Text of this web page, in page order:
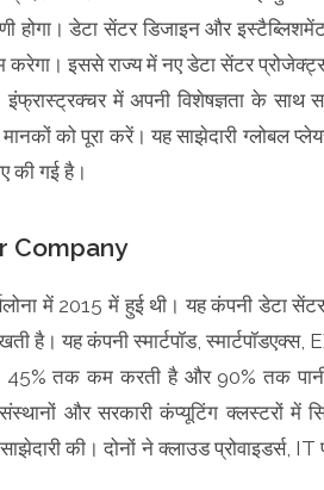
होगा। डेटा सेंटर डिजाइन और
इससे राज्य में नए डेटा सेंटर प्रोजेक्ट्स
में अपनी विशेषज्ञता के साथ
को पूरा करें। यह साझेदारी ग्लोबल
की गई है।
Company
में 2015 में हुई थी। यह कंपनी
है। यह कंपनी स्मार्टपॉड,
45% तक कम करती है और 90% तक
संस्थानों और सरकारी कंप्यूटिंग क्लस्टरों
की। दोनों ने क्लाउड प्रोवाइडर्स, IT